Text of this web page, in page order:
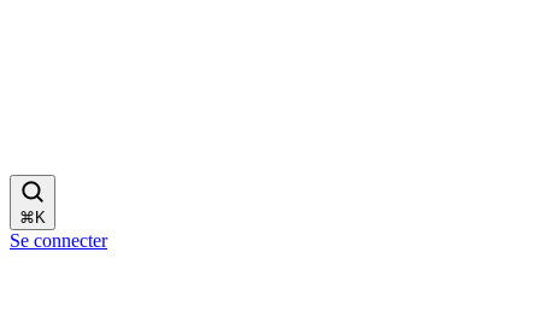
⌘ K
Se connecter